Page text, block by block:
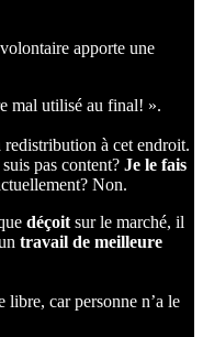
apporte une
mal utilisé au final! ».
redistribution à cet endroit.
pas content? Je le fais
Non.
déçoit sur le marché, il
travail de meilleure
libre, car personne n’a le